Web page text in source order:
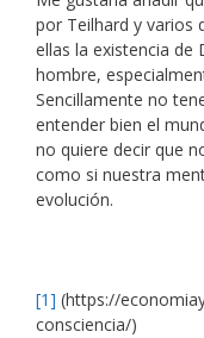
por Teilhard y varios
ellas la existencia de
hombre,
Sencillamente no
entender bien el
no quiere decir que
como si nuestra
evolución.
[1] (https://
consciencia/)